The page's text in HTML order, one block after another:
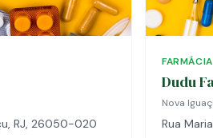
RJ, 26050-020
FARMÁCIA
Dudu
Nova
Rua